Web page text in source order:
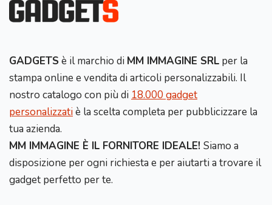
GADGETS è il marchio di MM IMMAGINE SRL per la
stampa online e vendita di articoli personalizzabili. Il
nostro catalogo con più di 18.000 gadget
personalizzatiè la scelta completa per pubblicizzare la
tua azienda.
MM IMMAGINE È IL FORNITORE IDEALE! Siamo a
disposizione per ogni richiesta e per aiutarti a trovare il
gadget perfetto per te.